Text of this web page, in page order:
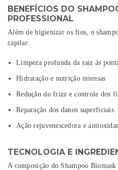
BENEFÍCIOS DO
PROFESSIONAL
Além de higienizar os fios, o
capilar:
Limpeza profunda da raiz às
Hidratação e nutrição intensas
Redução do frizz e controle dos
Reparação dos danos superficiais
Ação rejuvenescedora e
TECNOLOGIA E
A composição do Shampoo